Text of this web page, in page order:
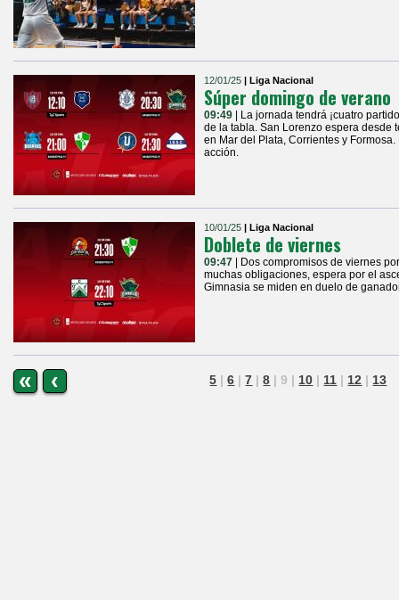
12/01/25 | Liga Nacional
Súper domingo de verano
09:49
| La jornada tendrá ¡cuatro
de la tabla. San Lorenzo espera desde
en Mar del Plata, Corrientes y
acción.
10/01/25 | Liga Nacional
Doblete de viernes
09:47
| Dos compromisos de viernes
muchas obligaciones, espera por el
Gimnasia se miden en duelo de
« ‹ 5 | 6 | 7 | 8 | 9 | 10 | 11 | 12 | 13